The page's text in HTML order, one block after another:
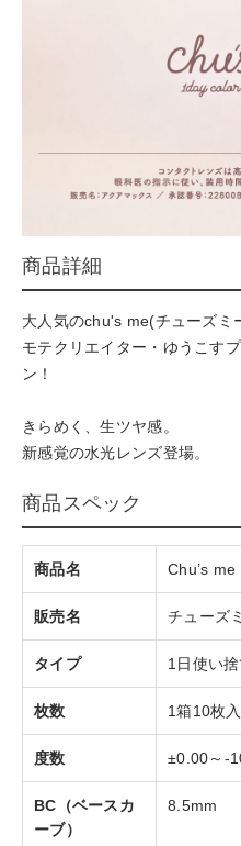
商品詳細
大人気のchu's me(チューズミ
モテクリエイター・ゆうこす
ン！
きらめく、生ツヤ感。
新感覚の水光レンズ登場。
商品スペック
商品名 Chu’s me
販売名 チューズ
タイプ 1日使い捨
枚数 1箱10枚
度数 ±0.00～-
BC（ベースカ
ーブ）
8.5mm